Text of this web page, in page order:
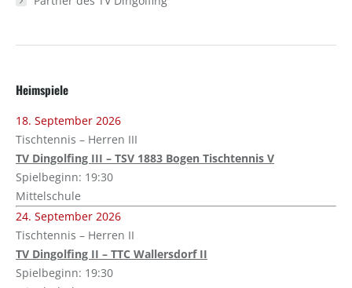
Heimspiele
18. September 2026
Tischtennis – Herren III
TV Dingolfing III – TSV 1883 Bogen Tischtennis V
Spielbeginn: 19:30
Mittelschule
24. September 2026
Tischtennis – Herren II
TV Dingolfing II – TTC Wallersdorf II
Spielbeginn: 19:30